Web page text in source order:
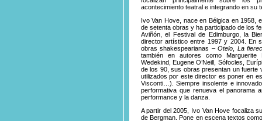
acontecimiento teatral e integrando en su
Ivo Van Hove, nace en Bélgica en 1958,
de setenta obras y ha participado de los
Aviñón, el Festival de Edimburgo, la
director artístico entre 1997 y 2004. En
obras shakespearianas –Otelo
La
también en autores como Marguerite
Wedekind, Eugene O’Neill, Sófocles,
de los 90, sus obras presentan un
utilizados por este director es poner en
Visconti…). Siempre insolente e
performativa que renueva el panorama
performance y la danza.
A partir del 2005, Ivo Van Hove focaliza
de Bergman. Pone en escena textos